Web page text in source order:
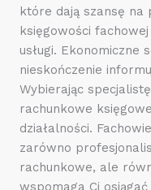
które dają szansę
księgowości
usługi. Ekonomiczne
nieskończenie
Wybierając
rachunkowe
działalności.
zarówno
rachunkowe, ale
wspomaga Ci